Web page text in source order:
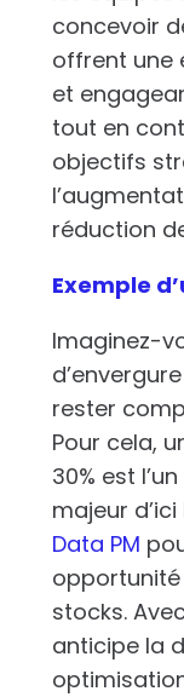
concevoir
offrent une
et
tout en
objectifs
réduction
Exemple
Imaginez-
rester
Pour cela,
30% est
majeur
Data PM
opportunité
stocks.
anticipe la